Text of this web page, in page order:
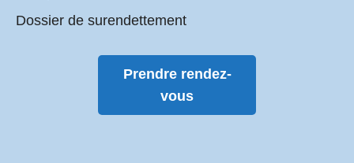
Dossier de surendettement
Prendre rendez-
vous